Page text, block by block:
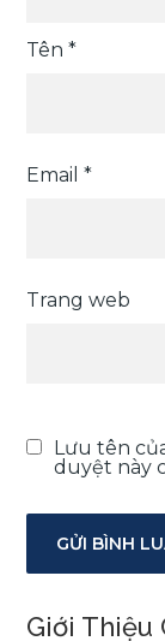
Tên*
Email*
Trang web
Lưu tên
duyệt này
Giới Thiệu